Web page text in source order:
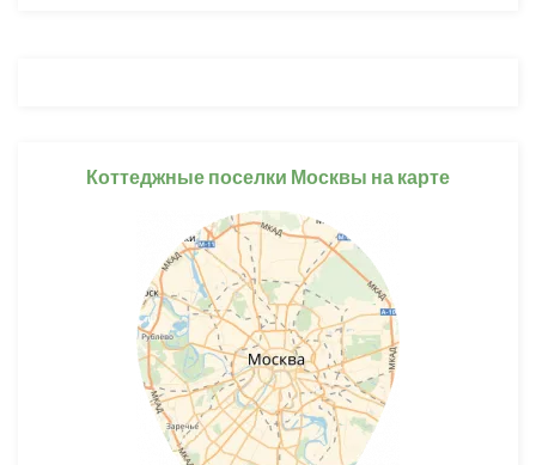
Коттеджные поселки Москвы на карте